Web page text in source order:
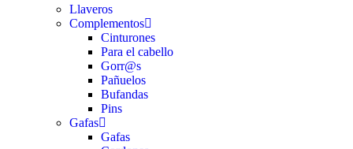
Llaveros
Complementos
Cinturones
Para el cabello
Gorr@s
Pañuelos
Bufandas
Pins
Gafas
Gafas